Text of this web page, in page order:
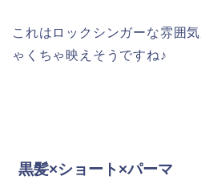
これはロックシンガーな雰囲
ゃくちゃ映えそうですね♪
黒髪×ショート×パーマ